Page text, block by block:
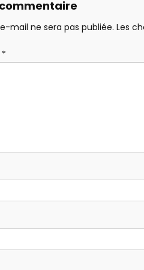
mail ne sera pas publiée. Les
*